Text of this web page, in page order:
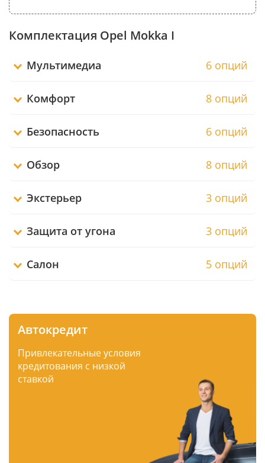
Комплектация Opel Mokka I
Мультимедиа 6 опций
Комфорт 8 опций
Безопасность 6 опций
Обзор 8 опций
Экстерьер 3 опций
Защита от угона 3 опций
Салон 5 опций
Автокредит
Привлекательные условия
кредитования с низкой
ставкой